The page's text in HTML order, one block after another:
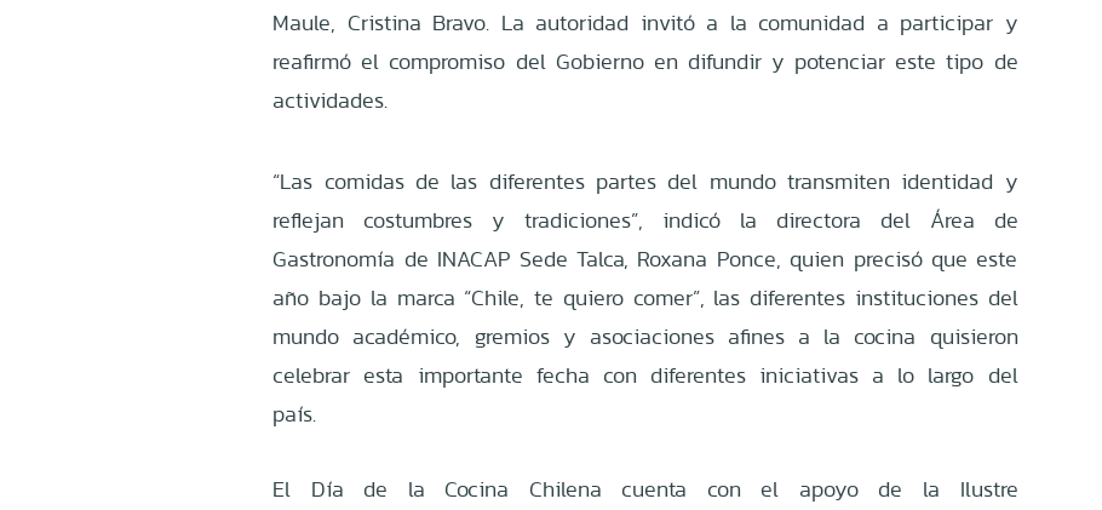
Maule, Cristina Bravo. La autoridad invitó a la comunidad a participar y
reafirmó el compromiso del Gobierno en difundir y potenciar este tipo de
actividades.
“Las comidas de las diferentes partes del mundo transmiten identidad y
reflejan costumbres y tradiciones”, indicó la directora del Área de
Gastronomía de INACAP Sede Talca, Roxana Ponce, quien precisó que este
año bajo la marca “Chile, te quiero comer”, las diferentes instituciones del
mundo académico, gremios y asociaciones afines a la cocina quisieron
celebrar esta importante fecha con diferentes iniciativas a lo largo del
país.
El Día de la Cocina Chilena cuenta con el apoyo de la Ilustre